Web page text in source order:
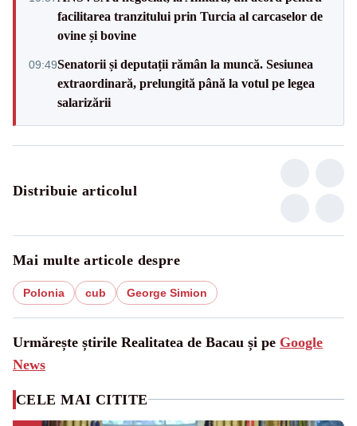
facilitarea tranzitului prin Turcia al carcaselor de
ovine și bovine
09:49Senatorii și deputații rămân la muncă. Sesiunea
extraordinară, prelungită până la votul pe legea
salarizării
Distribuie articolul
Mai multe articole despre
Polonia cub George Simion
Urmărește știrile Realitatea de Bacau și pe Google
News
CELE MAI CITITE